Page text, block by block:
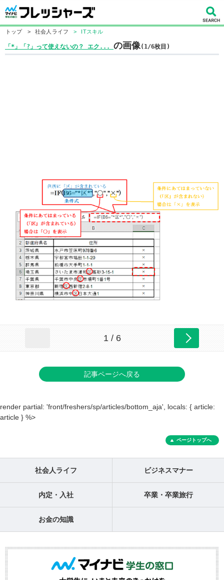
トップ > 社会人ライフ > ITスキル
「*」「?」って使えないの？ エク... の画像(1/6枚目)
1 / 6
記事ページへ戻る
render partial: 'front/freshers/sp/articles/bottom_aja', locals: { article:
article } %>
ページトップへ
社会人ライフ ビジネスマナー
内定・入社 卒業・卒業旅行
お金の知識